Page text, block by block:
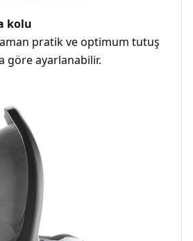
kolu
pratik ve optimum tutuş
göre ayarlanabilir.